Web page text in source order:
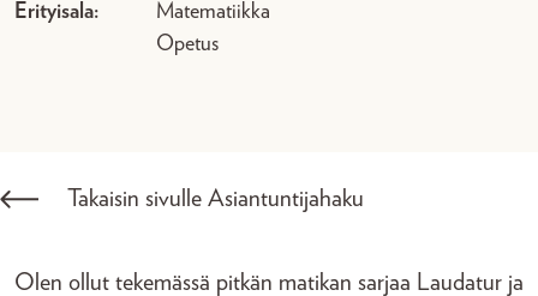
Erityisala:
Matematiikka
Opetus
Takaisin sivulle Asiantuntijahaku
Olen ollut tekemässä pitkän matikan sarjaa Laudatur ja